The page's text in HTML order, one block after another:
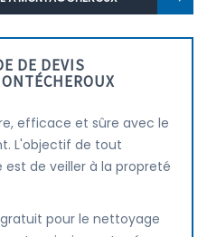
DE DEVIS
efficace et sûre avec le
L'objectif de tout
de veiller à la propreté
pour le nettoyage